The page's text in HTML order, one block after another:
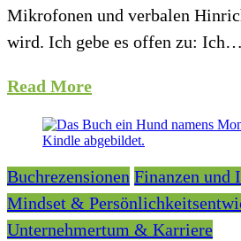
Mikrofonen und verbalen
wird. Ich gebe es offen zu: Ich…
Read More
Buchrezensionen Finanzen und
Mindset &
Unternehmertum & Karriere